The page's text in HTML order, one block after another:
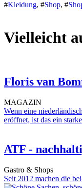
#Kleidung, #Shop, #
Vielleicht
Floris van
MAGAZIN
Wenn eine
eröffnet, ist das ein
ATF -
Gastro & Shops
Seit 2012 machen die